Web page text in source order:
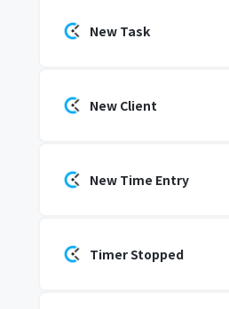
New Task
New Client
New Time Entry
Timer Stopped